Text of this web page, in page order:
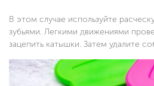
В этом случае используйте
зубьями. Легкими движениями
зацепить катышки. Затем удалите